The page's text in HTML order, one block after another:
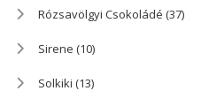
Rózsavölgyi Csokoládé (37)
Sirene (10)
Solkiki (13)